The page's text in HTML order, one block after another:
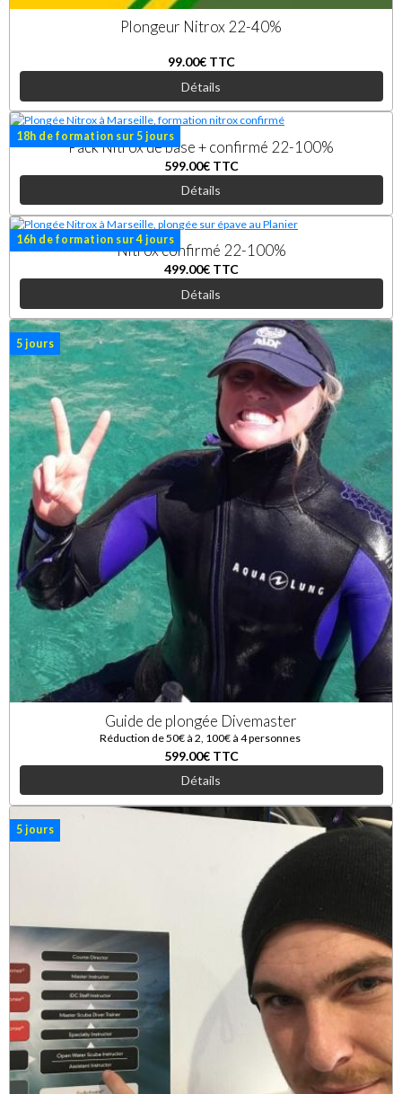
Plongeur Nitrox 22-40%
99.00€ TTC
Détails
18h de formation sur 5 jours
Pack Nitrox de base + confirmé 22-100%
599.00€ TTC
Détails
16h de formation sur 4 jours
Nitrox confirmé 22-100%
499.00€ TTC
Détails
5 jours
Guide de plongée Divemaster
Réduction de 50€ à 2, 100€ à 4 personnes
599.00€ TTC
Détails
5 jours